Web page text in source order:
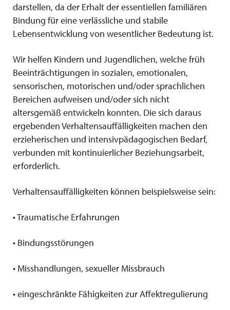
darstellen, da der Erhalt der essentiellen familiären
Bindung für eine verlässliche und stabile
Lebensentwicklung von wesentlicher Bedeutung ist.
Wir helfen Kindern und Jugendlichen, welche früh
Beeinträchtigungen in sozialen, emotionalen,
sensorischen, motorischen und/oder sprachlichen
Bereichen aufweisen und/oder sich nicht
altersgemäß entwickeln konnten. Die sich daraus
ergebenden Verhaltensauffälligkeiten machen den
erzieherischen und intensivpädagogischen Bedarf,
verbunden mit kontinuierlicher Beziehungsarbeit,
erforderlich.
Verhaltensauffälligkeiten können beispielsweise sein:
• Traumatische Erfahrungen
• Bindungsstörungen
• Misshandlungen, sexueller Missbrauch
• eingeschränkte Fähigkeiten zur Affektregulierung